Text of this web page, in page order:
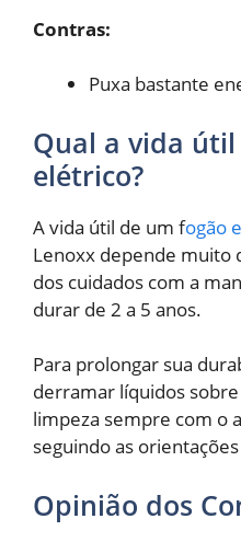
Contras:
Puxa bastante
Qual a vida
elétrico?
A vida útil de um fogão
Lenoxx depende muito
dos cuidados com a
durar de 2 a 5 anos.
Para prolongar sua
derramar líquidos
limpeza sempre com o
seguindo as
Opinião dos